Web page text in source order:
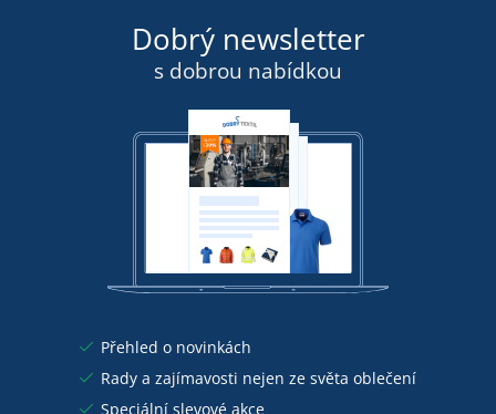
Dobrý newsletter
s dobrou nabídkou
Přehled o novinkách
Rady a zajímavosti nejen ze světa oblečení
Speciální slevové akce